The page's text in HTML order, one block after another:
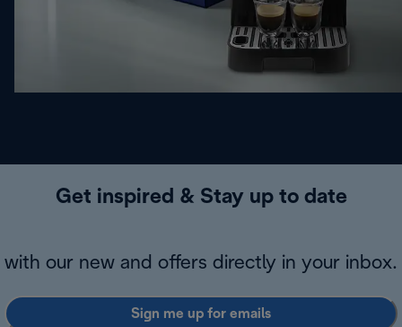
Get inspired & Stay up to date
with our new and offers directly in your inbox.
Sign me up for emails